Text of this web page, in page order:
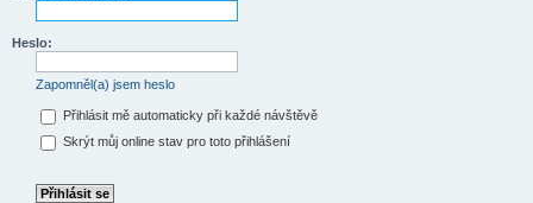
Heslo:
Zapomněl(a) jsem heslo
Přihlásit mě automaticky při každé návštěvě
Skrýt můj online stav pro toto přihlášení